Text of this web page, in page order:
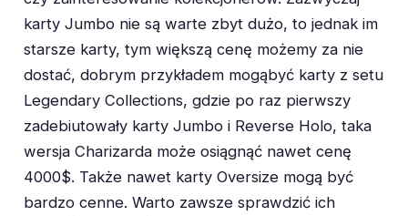
karty Jumbo nie są warte zbyt dużo, to jednak im
starsze karty, tym większą cenę możemy za nie
dostać, dobrym przykładem mogąbyć karty z setu
Legendary Collections, gdzie po raz pierwszy
zadebiutowały karty Jumbo i Reverse Holo, taka
wersja Charizarda może osiągnąć nawet cenę
4000$. Także nawet karty Oversize mogą być
bardzo cenne. Warto zawsze sprawdzić ich